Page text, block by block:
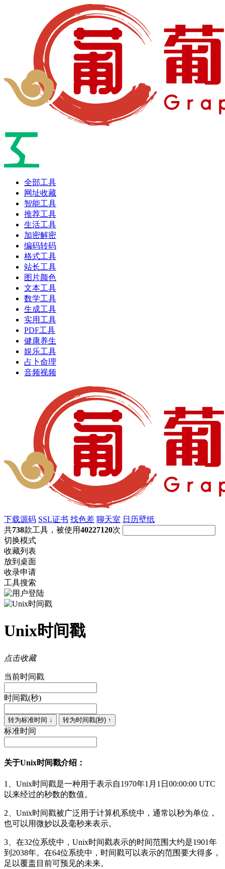
全部工具
网址收藏
智能工具
推荐工具
生活工具
加密解密
编码转码
格式工具
站长工具
图片颜色
文本工具
数学工具
生成工具
实用工具
PDF工具
健康养生
娱乐工具
占卜命理
音频视频
下载源码 SSL证书 找色差 聊天室 日历壁纸
共738款工具，被使用40227120次
切换模式
收藏列表
放到桌面
收录申请
工具搜索
Unix时间戳
点击收藏
当前时间戳
时间戳(秒)
转为标准时间 ↓ 转为时间戳(秒) ↑
标准时间
关于Unix时间戳介绍：
1、Unix时间戳是一种用于表示自1970年1月1日00:00:00 UTC
以来经过的秒数的数值。
2、Unix时间戳被广泛用于计算机系统中，通常以秒为单位，
也可以用微妙以及毫秒来表示。
3、在32位系统中，Unix时间戳表示的时间范围大约是1901年
到2038年。在64位系统中，时间戳可以表示的范围要大得多，
足以覆盖目前可预见的未来。